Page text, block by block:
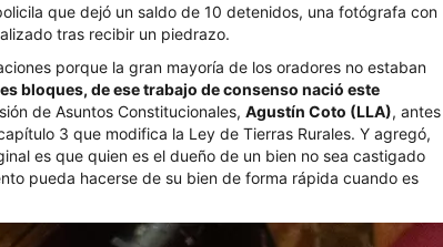
que dejó un saldo de 10 detenidos, una fotógrafa con
tras recibir un piedrazo.
porque la gran mayoría de los oradores no estaban
bloques, de ese trabajo de consenso nació este
de Asuntos Constitucionales, Agustín Coto (LLA), antes
3 que modifica la Ley de Tierras Rurales. Y agregó,
es que quien es el dueño de un bien no sea castigado
pueda hacerse de su bien de forma rápida cuando es